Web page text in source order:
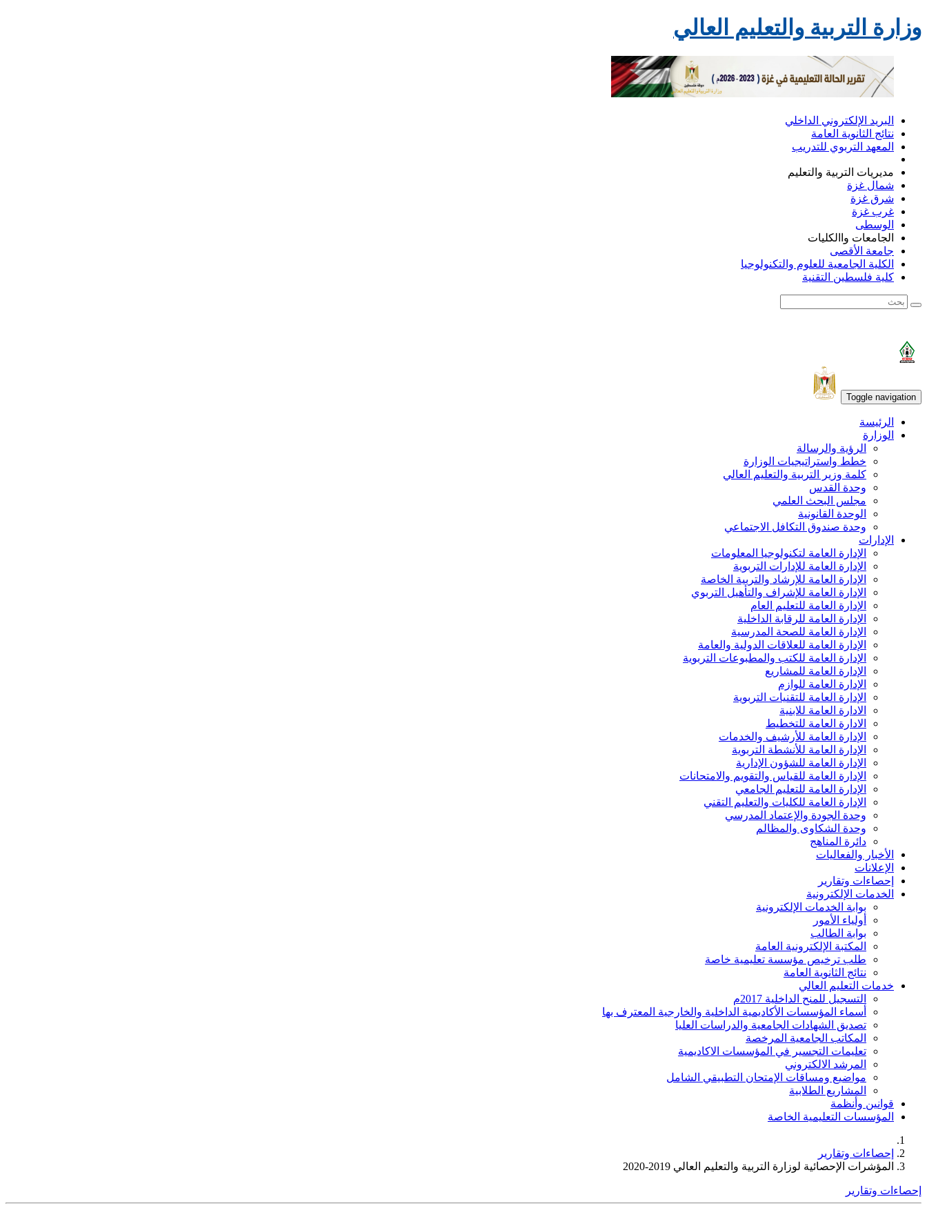
وزارة التربية والتعليم العالي
البريد الإلكتروني الداخلي
نتائج الثانوية العامة
المعهد التربوي للتدريب
مديريات التربية والتعليم
شمال غزة
شرق غزة
غرب غزة
الوسطى
الجامعات واالكليات
جامعة الأقصى
الكلية الجامعية للعلوم والتكنولوجيا
كلية فلسطين التقنية
Toggle navigation
الرئيسة
الوزارة
الرؤية والرسالة
خطط واستراتيجيات الوزارة
كلمة وزير التربية والتعليم العالي
وحدة القدس
مجلس البحث العلمي
الوحدة القانونية
وحدة صندوق التكافل الاجتماعي
الإدارات
الإدارة العامة لتكنولوجيا المعلومات
الإدارة العامة للإدارات التربوية
الإدارة العامة للإرشاد والتربية الخاصة
الإدارة العامة للإشراف والتأهيل التربوي
الإدارة العامة للتعليم العام
الإدارة العامة للرقابة الداخلية
الإدارة العامة للصحة المدرسية
الإدارة العامة للعلاقات الدولية والعامة
الإدارة العامة للكتب والمطبوعات التربوية
الإدارة العامة للمشاريع
الإدارة العامة للوازم
الإدارة العامة للتقنيات التربوية
الادارة العامة للابنية
الادارة العامة للتخطيط
الإدارة العامة للأرشيف والخدمات
الإدارة العامة للأنشطة التربوية
الإدارة العامة للشؤون الإدارية
الإدارة العامة للقياس والتقويم والامتحانات
الإدارة العامة للتعليم الجامعي
الإدارة العامة للكليات والتعليم التقني
وحدة الجودة والإعتماد المدرسي
وحدة الشكاوى والمظالم
دائرة المناهج
الأخبار والفعاليات
الإعلانات
إحصاءات وتقارير
الخدمات الإلكترونية
بوابة الخدمات الإلكترونية
أولياء الأمور
بوابة الطالب
المكتبة الإلكترونية العامة
طلب ترخيص مؤسسة تعليمية خاصة
نتائج الثانوية العامة
خدمات التعليم العالي
التسجيل للمنح الداخلية 2017م
أسماء المؤسسات الأكاديمية الداخلية والخارجية المعترف بها
تصديق الشهادات الجامعية والدراسات العليا
المكاتب الجامعية المرخصة
تعليمات التجسير في المؤسسات الاكاديمية
المرشد الالكتروني
مواضيع ومساقات الإمتحان التطبيقي الشامل
المشاريع الطلابية
قوانين وأنظمة
المؤسسات التعليمية الخاصة
إحصاءات وتقارير
المؤشرات الإحصائية لوزارة التربية والتعليم العالي 2019-2020
إحصاءات وتقارير